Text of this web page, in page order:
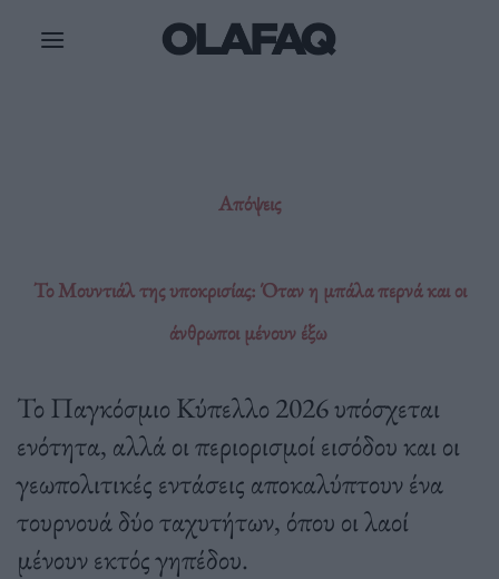
Απόψεις
Το Μουντιάλ της υποκρισίας: Όταν η μπάλα περνά και οι
άνθρωποι μένουν έξω
Το Παγκόσμιο Κύπελλο 2026 υπόσχεται
ενότητα, αλλά οι περιορισμοί εισόδου και οι
γεωπολιτικές εντάσεις αποκαλύπτουν ένα
τουρνουά δύο ταχυτήτων, όπου οι λαοί
μένουν εκτός γηπέδου.